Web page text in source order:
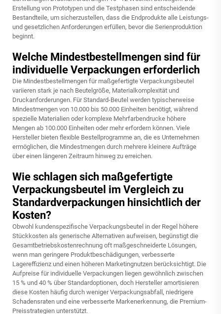
Erstellung von Prototypen und die Testphasen sind entscheidende
Bestandteile, um sicherzustellen, dass die Endprodukte alle Leistungs-
und gesetzlichen Anforderungen erfüllen, bevor die Serienproduktion
beginnt.
Welche Mindestbestellmengen sind für
individuelle Verpackungen erforderlich
Die Mindestbestellmengen für maßgefertigte Verpackungsbeutel
variieren stark je nach Beutelgröße, Materialkomplexität und
Druckanforderungen. Für Standard-Beutel werden typischerweise
Mindestmengen von 10.000 bis 50.000 Einheiten benötigt, während
spezielle Materialien oder komplexe Mehrfarbendrucke höhere
Mengen ab 100.000 Einheiten oder mehr erfordern können. Viele
Hersteller bieten flexible Bestellprogramme an, die es Unternehmen
ermöglichen, die Mindestmengen durch mehrere kleinere Aufträge
über einen längeren Zeitraum hinweg zu erreichen.
Wie schlagen sich maßgefertigte
Verpackungsbeutel im Vergleich zu
Standardverpackungen hinsichtlich der
Kosten?
Obwohl kundenspezifische Verpackungsbeutel in der Regel höhere
Stückkosten als generische Alternativen aufweisen, begünstigt die
Gesamtbetriebskostenrechnung oft maßgeschneiderte Lösungen,
wenn man geringere Produktbeschädigungen, verbesserte
Lagereffizienz und einen höheren Marketingnutzen berücksichtigt. Die
Aufpreise für individuelle Verpackungen liegen gewöhnlich zwischen
15 % und 40 % über Standardoptionen, doch Hersteller amortisieren
diese Kosten häufig durch weniger Verpackungsabfall, niedrigere
Schadensraten und eine verbesserte Markenerkennung, die Premium-
Preisstrategien unterstützt.